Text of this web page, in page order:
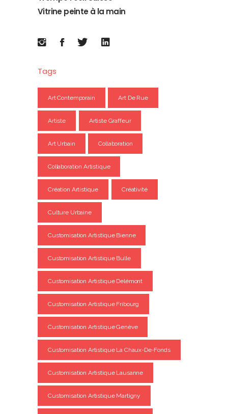
Vitrine peinte à la main
Tags
Art Contemporain Art De Rue
Artiste Artiste Graffeur
Art Urbain Collaboration
Collaboration Artistique
Création Artistique Créativité
Culture Urbaine
Customisation Artistique Bienne
Customisation Artistique Bulle
Customisation Artistique Delémont
Customisation Artistique Fribourg
Customisation Artistique Genève
Customisation Artistique La Chaux-De-Fonds
Customisation Artistique Lausanne
Customisation Artistique Martigny